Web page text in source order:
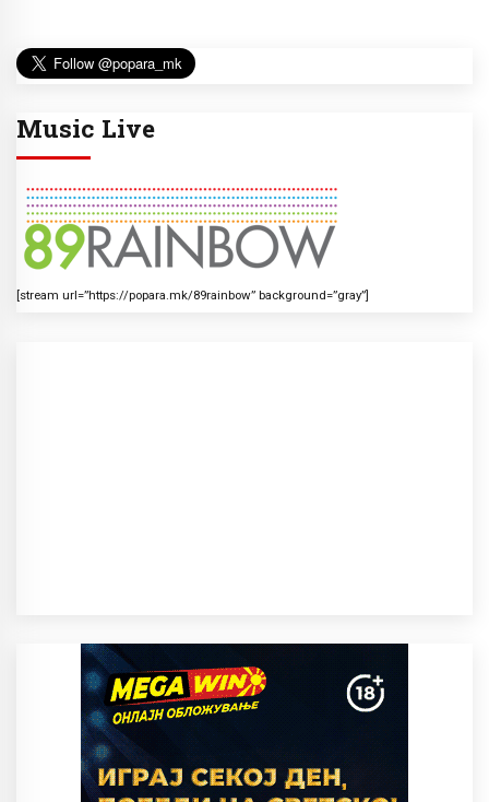
Music Live
[stream url=”https://popara.mk/89rainbow” background=”gray”]